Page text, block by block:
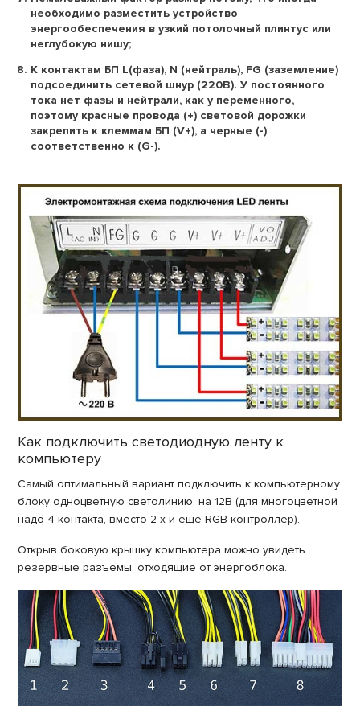
необходимо разместить устройство
энергообеспечения в узкий потолочный плинтус или
неглубокую нишу;
К контактам БП L(фаза), N (нейтраль), FG (заземление)
подсоединить сетевой шнур (220В). У постоянного
тока нет фазы и нейтрали, как у переменного,
поэтому красные провода (+) световой дорожки
закрепить к клеммам БП (V+), а черные (-)
соответственно к (G-).
Как подключить светодиодную ленту к
компьютеру
Самый оптимальный вариант подключить к компьютерному
блоку одноцветную светолинию, на 12В (для многоцветной
надо 4 контакта, вместо 2-х и еще RGB-контроллер).
Открыв боковую крышку компьютера можно увидеть
резервные разъемы, отходящие от энергоблока.